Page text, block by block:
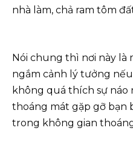
nhà làm, chả ram tôm
Nói chung thì nơi này là
ngắm cảnh lý tưởng
không quá thích sự náo
thoáng mát gặp gỡ bạn
trong không gian